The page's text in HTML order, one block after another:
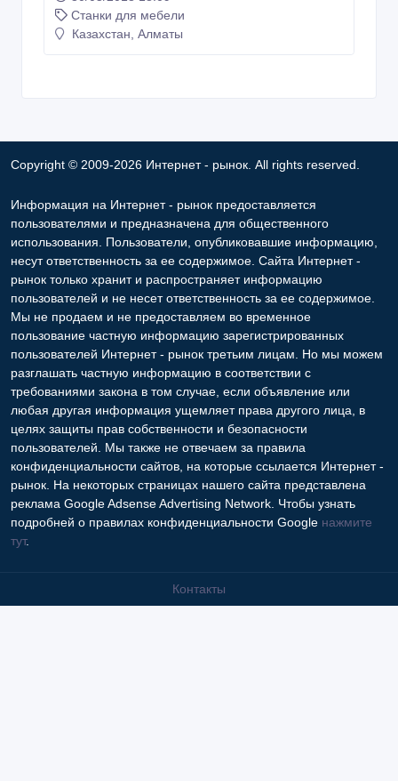
Станки для мебели
Казахстан, Алматы
Copyright © 2009-2026 Интернет - рынок. All rights reserved.
Информация на Интернет - рынок предоставляется
пользователями и предназначена для общественного
использования. Пользователи, опубликовавшие информацию,
несут ответственность за ее содержимое. Сайта Интернет -
рынок только хранит и распространяет информацию
пользователей и не несет ответственность за ее содержимое.
Мы не продаем и не предоставляем во временное
пользование частную информацию зарегистрированных
пользователей Интернет - рынок третьим лицам. Но мы можем
разглашать частную информацию в соответствии с
требованиями закона в том случае, если объявление или
любая другая информация ущемляет права другого лица, в
целях защиты прав собственности и безопасности
пользователей. Мы также не отвечаем за правила
конфиденциальности сайтов, на которые ссылается Интернет -
рынок. На некоторых страницах нашего сайта представлена
реклама Google Adsense Advertising Network. Чтобы узнать
подробней о правилах конфиденциальности Google нажмите
тут.
Контакты